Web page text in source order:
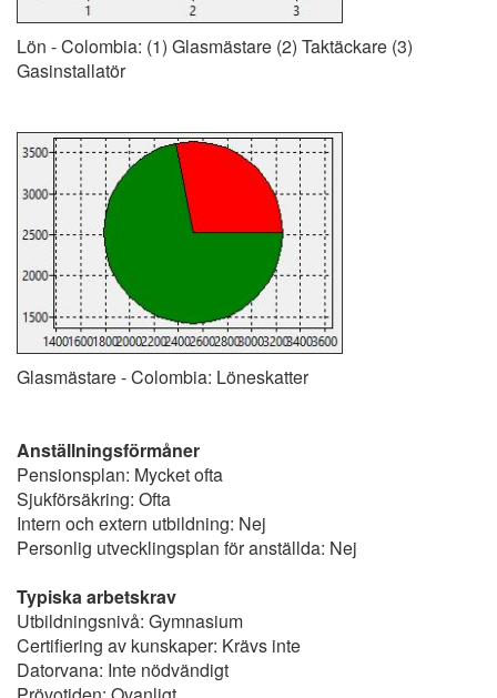
Lön - Colombia: (1) Glasmästare (2) Taktäckare (3)
Gasinstallatör
Glasmästare - Colombia: Löneskatter
Anställningsförmåner
Pensionsplan: Mycket ofta
Sjukförsäkring: Ofta
Intern och extern utbildning: Nej
Personlig utvecklingsplan för anställda: Nej
Typiska arbetskrav
Utbildningsnivå: Gymnasium
Certifiering av kunskaper: Krävs inte
Datorvana: Inte nödvändigt